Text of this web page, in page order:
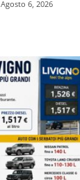
Agosto 6, 2026